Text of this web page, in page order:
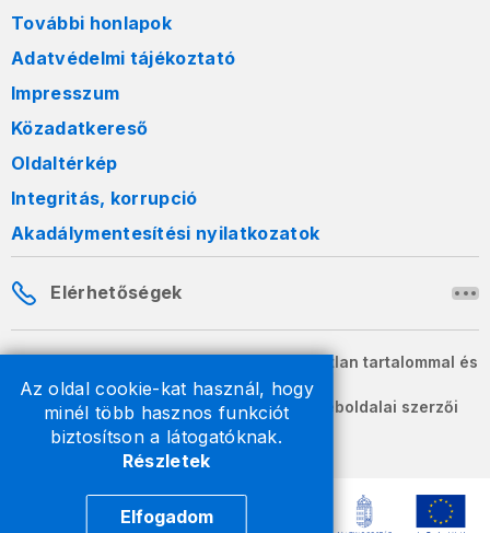
Az oldal cookie-kat használ, hogy
minél több hasznos funkciót
biztosítson a látogatóknak.
Részletek
Elfogadom
További honlapok
Adatvédelmi tájékoztató
Impresszum
Közadatkereső
Oldaltérkép
Integritás, korrupció
Akadálymentesítési nyilatkozatok
Elérhetőségek
A honlapon szereplő információk változatlan tartalommal és
formában szabadon terjeszthetők.
2026 © A Nemzeti Adó- és Vámhivatal weboldalai szerzői
jogvédelem alatt állnak.